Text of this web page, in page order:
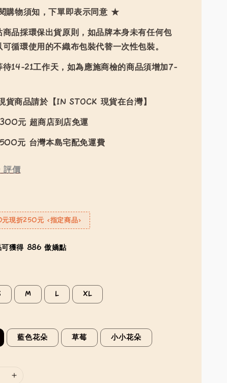
購物須知，下單即表示同意 ★
商品採環保出貨原則，如品牌本身未有任何包
循環使用的不織布包裝代替一次性包裝。
待14-21工作天，如為應施商檢的商品須增加7-
貨商品請於【IN STOCK 現貨在台灣】
元 超商店到店免運
元 台灣本島宅配免運費
評價
現折250元 <指定商品>
可獲得 886 傲嬌點
M L XL
藍色花朵 草莓 小小花朵